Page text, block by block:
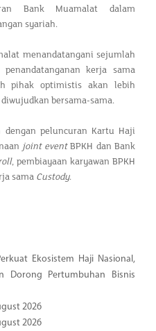
Bank Muamalat dalam
syariah.
menandatangani sejumlah
kerja sama
pihak optimistis akan lebih
bersama-sama.
peluncuran Kartu Haji
joint eventBPKH dan Bank
, pembiayaan karyawan BPKH
sama Custody.
Ekosistem Haji Nasional,
Dorong Pertumbuhan Bisnis
2026
2026